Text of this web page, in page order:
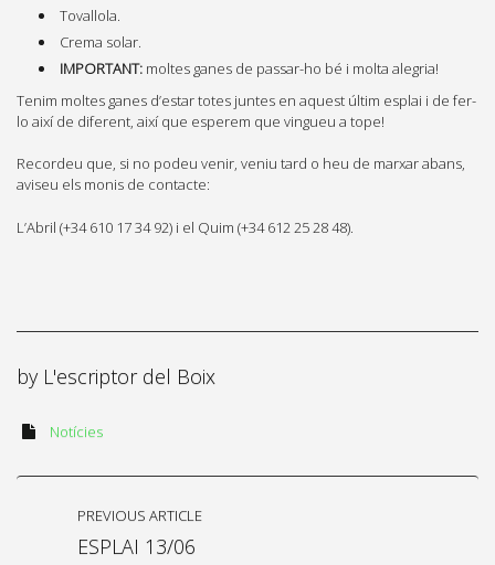
Tovallola.
Crema solar.
IMPORTANT: moltes ganes de passar-ho bé i molta alegria!
Tenim moltes ganes d’estar totes juntes en aquest últim esplai i de fer-
lo així de diferent, així que esperem que vingueu a tope!
Recordeu que, si no podeu venir, veniu tard o heu de marxar abans,
aviseu els monis de contacte:
L’Abril (+34 610 17 34 92) i el Quim (+34 612 25 28 48).
by L'escriptor del Boix
Notícies
PREVIOUS ARTICLE
ESPLAI 13/06